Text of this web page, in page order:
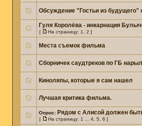
Обсуждение "Гостьи из будущего"
Гуля Королёва - инкарнация
[ На страницу: 1 2 ]
Места съемок фильма
Сборничек саудтреков по ГБ
Киноляпы, которые я сам нашел
Лучшая критика фильма.
Опрос: Рядом с Алисой должен
[ На страницу: 1 4 5 6 ]